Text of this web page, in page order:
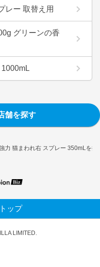
力 猫まわれ右 スプレー 350mLを扱
レー 取替え用
グリーンの香
舗を探す
ップ
LIMITED.